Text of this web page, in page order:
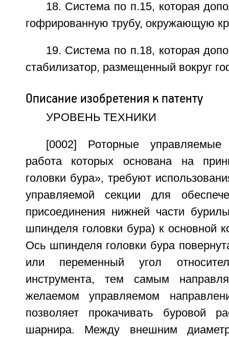
18. Система по п.15, которая
гофрированную трубу, окружающую
19. Система по п.18, которая
стабилизатор, размещенный вокруг
Описание изобретения к патенту
УРОВЕНЬ ТЕХНИКИ
[0002] Роторные
работа которых основана на
головки бура», требуют
управляемой секции для
присоединения нижней части
шпинделя головки бура) к основной
Ось шпинделя головки бура
или переменный угол
инструмента, тем самым
желаемом управляемом
позволяет прокачивать буровой
шарнира. Между внешним